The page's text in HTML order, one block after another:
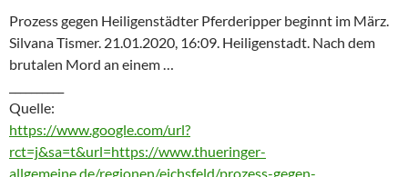
Prozess gegen Heiligenstädter Pferderipper beginnt im März.
Silvana Tismer. 21.01.2020, 16:09. Heiligenstadt. Nach dem
brutalen Mord an einem …
Quelle:
https://www.google.com/url?
rct=j&sa=t&url=https://www.thueringer-
allgemeine.de/regionen/eichsfeld/prozess-gegen-